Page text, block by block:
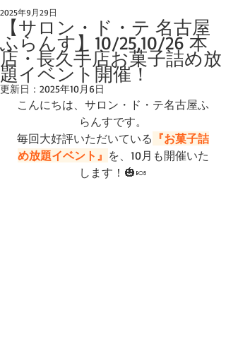
【サロン・ド・テ 名古屋
ふらんす】10/25,10/26 本
店・長久手店お菓子詰め放
題イベント開催！
2025年9月29日
更新日： 2025年10月6日
こんにちは、サロン・ド・テ名古屋ふ
らんすです。
毎回大好評いただいている 『お菓子詰
め放題イベント』 を、10月も開催いた
します！🎃🍬